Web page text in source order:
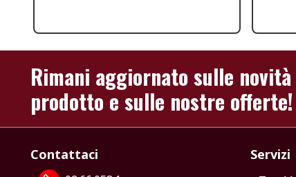
Rimani aggiornato sulle
prodotto e sulle nostre offerte!
Contattaci Servizi